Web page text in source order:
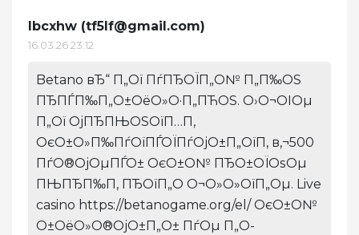
Ibcxhw (tf5lf@gmail.com)
16.03.26 23:12
Betano вЂ“ П„Ої ПѓПЂОЇП„О№ П„П‰ОЅ
ПЂПЃП‰П„О±ОёО»О·П„ПЋОЅ. О›О¬ОІОµ
П„Ої ОјПЂПЊОЅОїП…П‚
ОєО±О»П‰ПѓОїПЃОЇПѓОјО±П„ОїП‚ в‚¬500
ПѓО®ОјОµПЃО± ОєО±О№ ПЂО±ОЇОѕОµ
ПЊПЂП‰П‚ ПЂОїП„О­ О¬О»О»ОїП„Оµ. Live
casino https://betanogame.org/el/ ОєО±О№
О±ОёО»О®ОјО±П„О± ПѓОµ П„О­